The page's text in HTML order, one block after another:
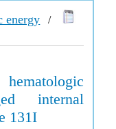
energy /
internal
131I